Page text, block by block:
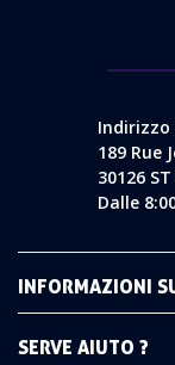
Indirizzo
189 Rue
30126 ST
Dalle
INFORMAZIONI
SERVE AIUTO ?